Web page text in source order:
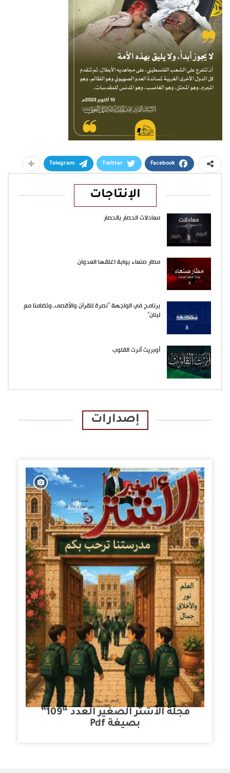
Facebook
Twitter
Telegram
الإنتاجات
معادلات الحصار بالحصار
مطار صنعاء بوابة اغلقها العدوان
برنامج في الواجهة “نصرة للقرآن والأقصى..وتضامنا مع
لبنان”
أوبريت أنرت القلوب
إصدارات
مجلة الأشتر الصغير العدد “109”
بصيغة Pdf